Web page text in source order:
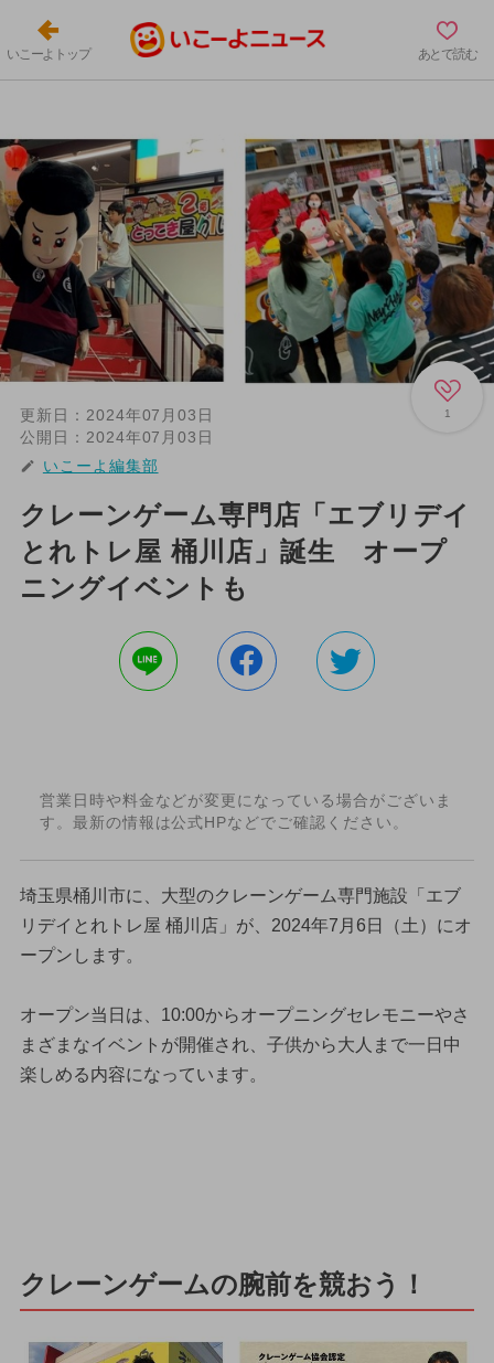
いこーよトップ あとで読む
1
更新日： 2024年07月03日
公開日： 2024年07月03日
いこーよ編集部
クレーンゲーム専門店「エブリデイ
とれトレ屋 桶川店」誕生 オープ
ニングイベントも
営業日時や料金などが変更になっている場合がございま
す。最新の情報は公式HPなどでご確認ください。
埼玉県桶川市に、大型のクレーンゲーム専門施設「エブ
リデイとれトレ屋 桶川店」が、2024年7月6日（土）にオ
ープンします。
オープン当日は、10:00からオープニングセレモニーやさ
まざまなイベントが開催され、子供から大人まで一日中
楽しめる内容になっています。
クレーンゲームの腕前を競おう！